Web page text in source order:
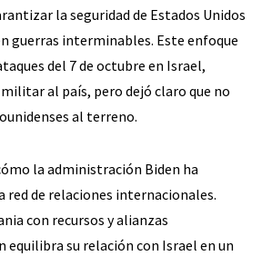
la seguridad de Estados Unidos
guerras interminables. Este enfoque
del 7 de octubre en Israel,
al país, pero dejó claro que no
al terreno.
la administración Biden ha
red de relaciones internacionales.
con recursos y alianzas
su relación con Israel en un